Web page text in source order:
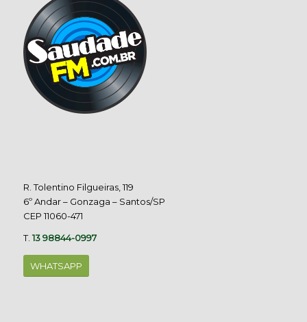
R. Tolentino Filgueiras, 119
6º Andar – Gonzaga – Santos/SP
CEP 11060-471
T.13 98844-0997
WHATSAPP